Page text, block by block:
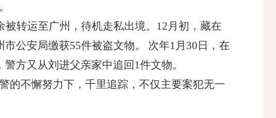
转运至广州，待机走私出境。12月初，藏在
公安局缴获55件被盗文物。 次年1月30日，在
方又从刘进父亲家中追回1件文物。
的不懈努力下，千里追踪，不仅主要案犯无一